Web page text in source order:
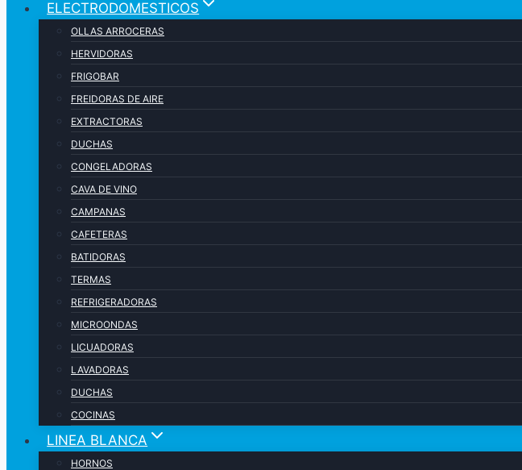
ELECTRODOMESTICOS
OLLAS ARROCERAS
HERVIDORAS
FRIGOBAR
FREIDORAS DE AIRE
EXTRACTORAS
DUCHAS
CONGELADORAS
CAVA DE VINO
CAMPANAS
CAFETERAS
BATIDORAS
TERMAS
REFRIGERADORAS
MICROONDAS
LICUADORAS
LAVADORAS
DUCHAS
COCINAS
LINEA BLANCA
HORNOS